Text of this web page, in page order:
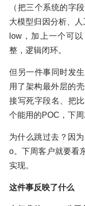
（把三个系统的字
大模型归因分析、
low，加上一个可
整，逻辑闭环。
但另一件事同时发
用了架构最外层的
接写死字段名、把
个能用的POC，下周
为什么跳过去？因
o。下周客户就要看
实现。
这件事反映了什么